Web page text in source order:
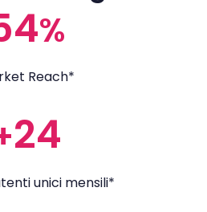
%
Reach*
24
unici mensili*